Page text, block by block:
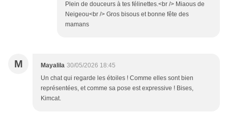
Plein de douceurs à tes félinettes.<br /> Miaous de
Neigeou<br /> Gros bisous et bonne fête des
mamans
M Mayalila 30/05/2026 18:45
Un chat qui regarde les étoiles ! Comme elles sont bien
représentées, et comme sa pose est expressive ! Bises,
Kimcat.